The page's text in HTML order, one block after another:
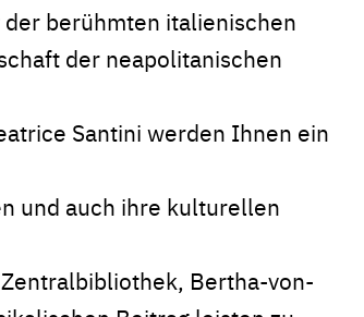
berühmten italienischen
der neapolitanischen
Santini werden Ihnen ein
und auch ihre kulturellen
Bertha-von-